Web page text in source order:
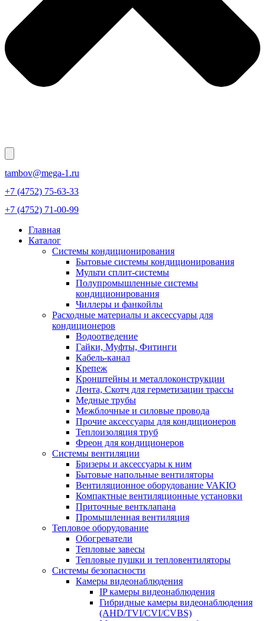
tambov@mega-1.ru
+7 (4752) 75-63-33
+7 (4752) 71-00-99
Главная
Каталог
Системы кондиционирования
Бытовые системы кондиционирования
Мульти сплит-системы
Полупромышленные системы
кондиционирования
Чиллеры и фанкойлы
Расходные материалы и аксессуары для
кондиционеров
Водоотведение
Гайки, Муфты, Фитинги
Кабель-канал
Крепеж
Кронштейны и металлоконструкции
Лента, Скотч для герметизации трассы
Медные трубы
Межблочные и силовые провода
Прочие аксессуары для кондиционеров
Теплоизоляция труб
Фреон для кондиционеров
Системы вентиляции
Бризеры и аксессуары к ним
Бытовые напольные вентиляторы
Вентиляционное оборудование VAKIO
Компактные вентиляционные установки
Приточные вентклапана
Промышленная вентиляция
Тепловое оборудование
Обогреватели
Тепловые завесы
Тепловые пушки и тепловентиляторы
Системы безопасности
Камеры видеонаблюдения
IP камеры видеонаблюдения
Гибридные камеры видеонаблюдения
(AHD/TVI/CVI/CVBS)